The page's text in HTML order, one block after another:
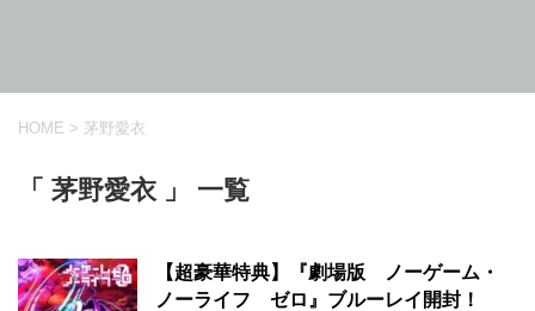
HOME > 茅野愛衣
「 茅野愛衣 」 一覧
【超豪華特典】『劇場版 ノーゲーム・
ノーライフ ゼロ』ブルーレイ開封！